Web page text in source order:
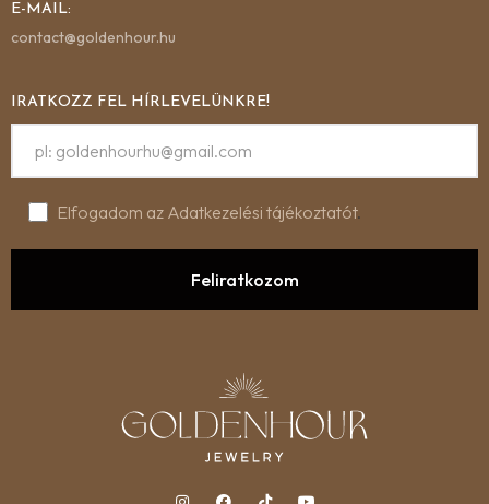
E-MAIL:
contact@goldenhour.hu
IRATKOZZ FEL HÍRLEVELÜNKRE!
Elfogadom az Adatkezelési tájékoztatót.